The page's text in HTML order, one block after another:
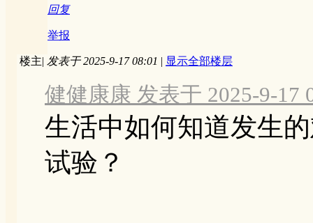
回复
举报
楼主| 发表于 2025-9-17 08:01 | 显示全部楼层
健健康康 发表于 2025-9-17
生活中如何知道发生
试验？